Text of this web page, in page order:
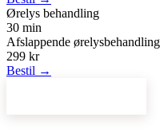
Ørelys behandling
30 min
Afslappende
299 kr
Bestil →